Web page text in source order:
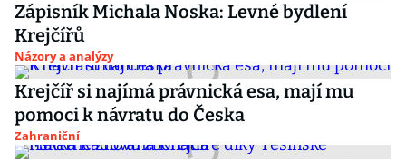
Zápisník Michala Noska: Levné bydlení
Krejčířů
Názory a analýzy
Krejčíř si najímá právnická esa, mají mu
pomoci k návratu do Česka
Zahraniční